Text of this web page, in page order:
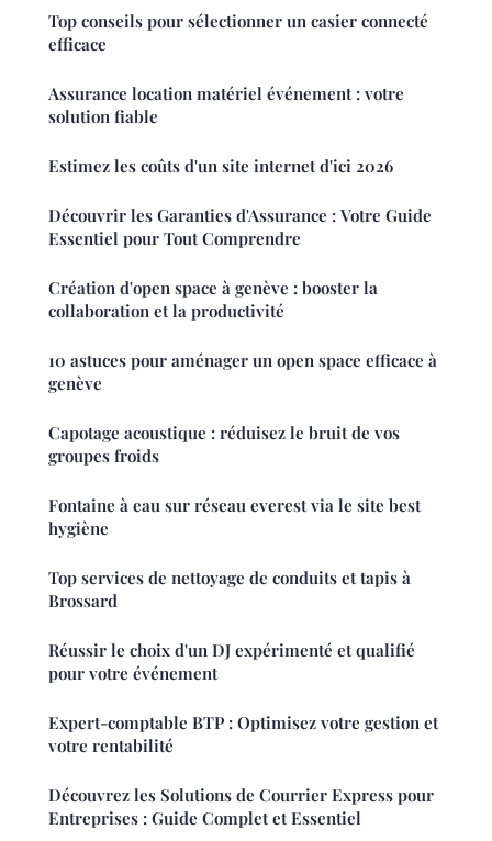
Top conseils pour sélectionner un casier connecté
efficace
Assurance location matériel événement : votre
solution fiable
Estimez les coûts d'un site internet d'ici 2026
Découvrir les Garanties d'Assurance : Votre Guide
Essentiel pour Tout Comprendre
Création d'open space à genève : booster la
collaboration et la productivité
10 astuces pour aménager un open space efficace à
genève
Capotage acoustique : réduisez le bruit de vos
groupes froids
Fontaine à eau sur réseau everest via le site best
hygiène
Top services de nettoyage de conduits et tapis à
Brossard
Réussir le choix d'un DJ expérimenté et qualifié
pour votre événement
Expert-comptable BTP : Optimisez votre gestion et
votre rentabilité
Découvrez les Solutions de Courrier Express pour
Entreprises : Guide Complet et Essentiel